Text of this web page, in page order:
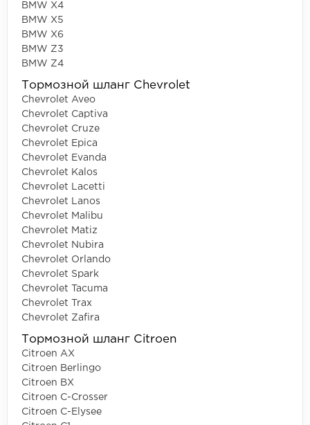
BMW X4
BMW X5
BMW X6
BMW Z3
BMW Z4
Тормозной шланг Chevrolet
Chevrolet Aveo
Chevrolet Captiva
Chevrolet Cruze
Chevrolet Epica
Chevrolet Evanda
Chevrolet Kalos
Chevrolet Lacetti
Chevrolet Lanos
Chevrolet Malibu
Chevrolet Matiz
Chevrolet Nubira
Chevrolet Orlando
Chevrolet Spark
Chevrolet Tacuma
Chevrolet Trax
Chevrolet Zafira
Тормозной шланг Citroen
Citroen AX
Citroen Berlingo
Citroen BX
Citroen C-Crosser
Citroen C-Elysee